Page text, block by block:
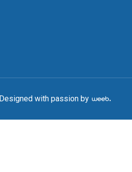
Designed with passion by